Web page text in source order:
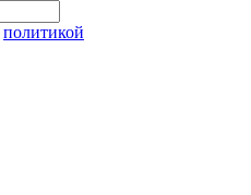
политикой